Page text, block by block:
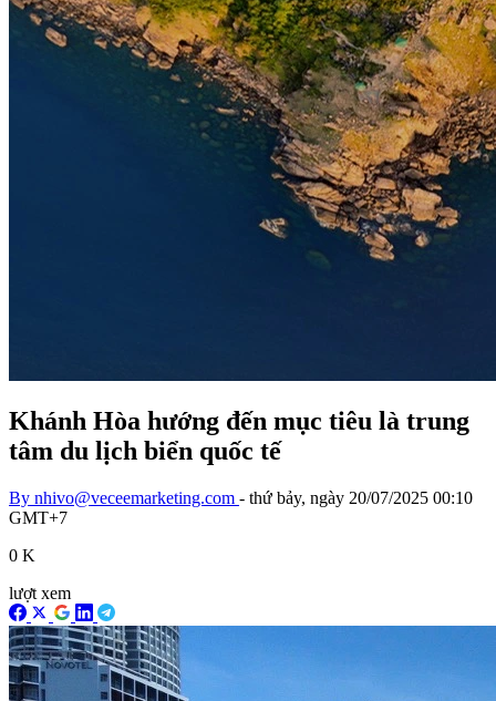
Khánh Hòa hướng đến mục tiêu là trung
tâm du lịch biển quốc tế
By nhivo@veceemarketing.com - thứ bảy, ngày 20/07/2025 00:10
GMT+7
0 K
lượt xem